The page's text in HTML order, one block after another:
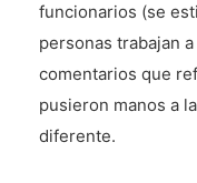
funcionarios (se
personas trabajan
comentarios que
pusieron manos a
diferente.